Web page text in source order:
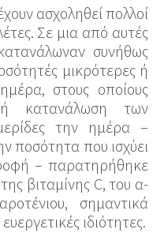
ασχοληθεί πολλοί
Σε μια από αυτές
συνήθως
μικρότερες ή
στους οποίους
κατανάλωση των
την ημέρα –
ποσότητα που ισχύει
– παρατηρήθηκε
βιταμίνης C, του α-
σημαντικά
ιδιότητες.